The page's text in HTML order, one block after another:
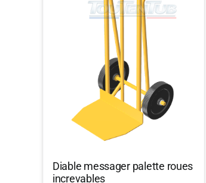
Diable messager palette roues
increvables